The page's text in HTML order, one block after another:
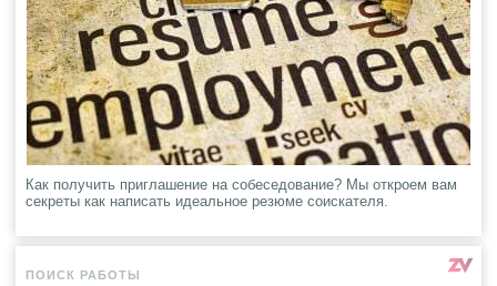
Как получить приглашение на собеседование? Мы откроем вам
секреты как написать идеальное резюме соискателя.
ПОИСК РАБОТЫ